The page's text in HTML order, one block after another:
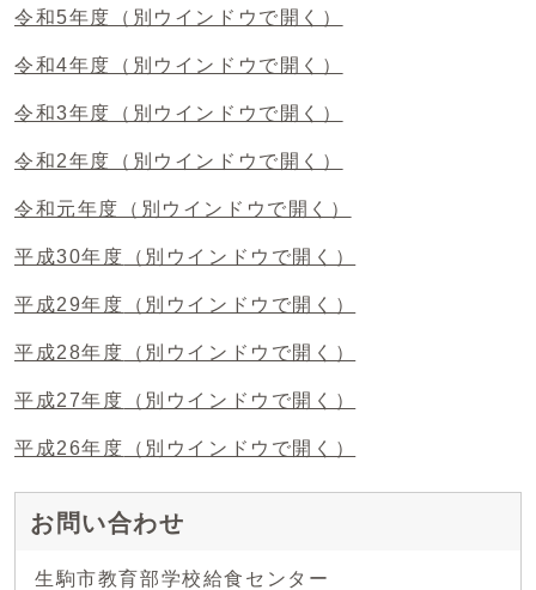
令和5年度 （別ウインドウで開く）
令和4年度 （別ウインドウで開く）
令和3年度 （別ウインドウで開く）
令和2年度 （別ウインドウで開く）
令和元年度 （別ウインドウで開く）
平成30年度 （別ウインドウで開く）
平成29年度 （別ウインドウで開く）
平成28年度 （別ウインドウで開く）
平成27年度 （別ウインドウで開く）
平成26年度 （別ウインドウで開く）
お問い合わせ
生駒市教育部学校給食センター